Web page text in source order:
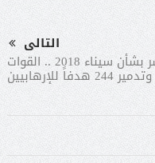
التالى
بالفيديو .. فى بيانها العاشر بشأن سيناء 2018 .. القوات